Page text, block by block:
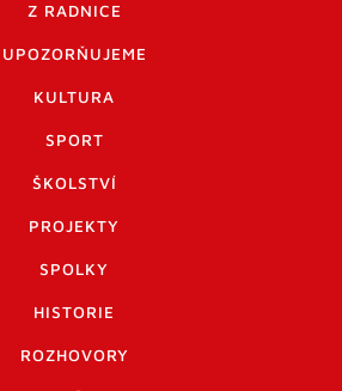
Z RADNICE
UPOZORŇUJEME
KULTURA
SPORT
ŠKOLSTVÍ
PROJEKTY
SPOLKY
HISTORIE
ROZHOVORY